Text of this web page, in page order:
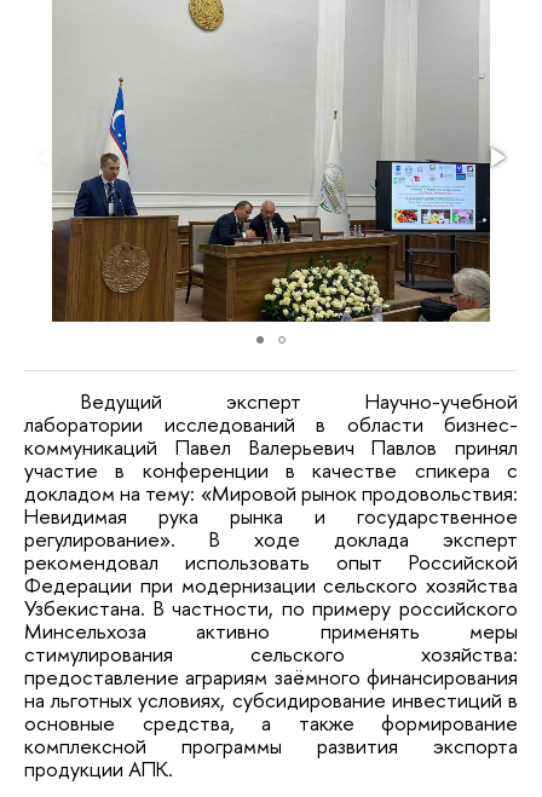
Ведущий эксперт Научно-учебной
лаборатории исследований в области бизнес-
коммуникаций Павел Валерьевич Павлов принял
участие в конференции в качестве спикера с
докладом на тему: «Мировой рынок продовольствия:
Невидимая рука рынка и государственное
регулирование». В ходе доклада эксперт
рекомендовал использовать опыт Российской
Федерации при модернизации сельского хозяйства
Узбекистана. В частности, по примеру российского
Минсельхоза активно применять меры
стимулирования сельского хозяйства:
предоставление аграриям заёмного финансирования
на льготных условиях, субсидирование инвестиций в
основные средства, а также формирование
комплексной программы развития экспорта
продукции АПК.